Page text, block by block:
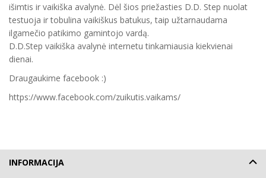
išimtis ir vaikiška avalynė. Dėl šios priežasties D.D. Step nuolat
testuoja ir tobulina vaikiškus batukus, taip užtarnaudama
ilgamečio patikimo gamintojo vardą.
D.D.Step vaikiška avalynė internetu tinkamiausia kiekvienai
dienai.
Draugaukime facebook :)
https://www.facebook.com/zuikutis.vaikams/
INFORMACIJA